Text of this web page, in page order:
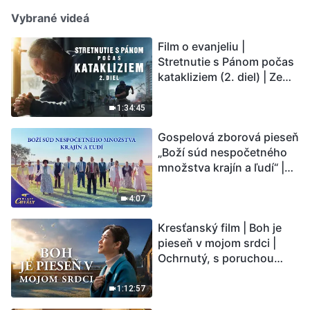
Vybrané videá
1:34:45
Film o evanjeliu |
Stretnutie s Pánom počas
katakliziem (2. diel) | Zem
Ľudstvu sa začína
odpočítavať čas. Našli ste
spôsob, ako prežiť?
4:07
Gospelová zborová pieseň
„Boží súd nespočetného
množstva krajín a ľudí“ |
1:12:57
Kresťanský film | Boh je
pieseň v mojom srdci |
Ochrnutý, s poruchou